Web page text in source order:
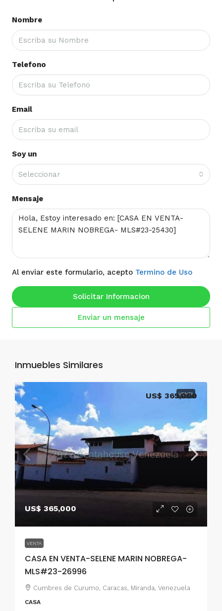
Nombre
Telefono
Email
Soy un
Seleccionar
Mensaje
Al enviar este formulario, acepto Termino de Uso
Solicitar Informacion
Enviar un mensaje
Inmuebles Similares
VENTA
US$ 365,000
VENTA
CASA EN VENTA-SELENE MARIN NOBREGA-
MLS#23-26996
US$ 365,000
Cumbres de Curumo, Caracas, Miranda, Venezuela
CASA